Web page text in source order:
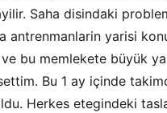
Saha disindaki
antrenmanlarin yarisi
bu memlekete büyük
Bu 1 ay içinde
Herkes etegindeki